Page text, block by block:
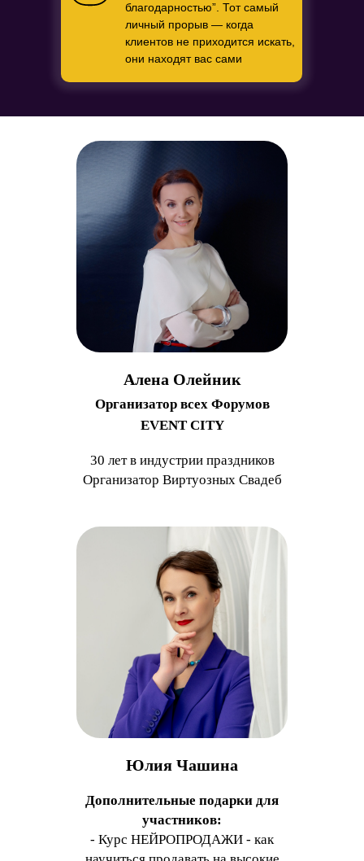
благодарностью”. Тот самый
личный прорыв — когда
клиентов не приходится искать,
они находят вас сами
Алена Олейник
Организатор всех Форумов
EVENT CITY
30 лет в индустрии праздников
Организатор Виртуозных Свадеб
Юлия Чашина
Дополнительные подарки для
участников:
- Курс НЕЙРОПРОДАЖИ - как